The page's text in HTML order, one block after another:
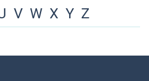
V W X Y Z